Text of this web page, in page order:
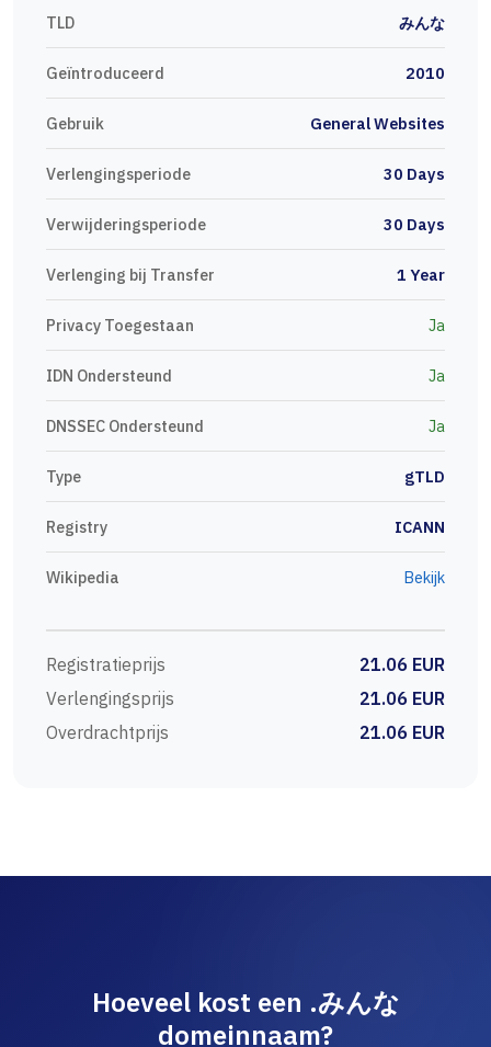
TLD みんな
Geïntroduceerd 2010
Gebruik General Websites
Verlengingsperiode 30 Days
Verwijderingsperiode 30 Days
Verlenging bij Transfer 1 Year
Privacy Toegestaan Ja
IDN Ondersteund Ja
DNSSEC Ondersteund Ja
Type gTLD
Registry ICANN
Wikipedia Bekijk
Registratieprijs
21.06 EUR
Verlengingsprijs
21.06 EUR
Overdrachtprijs
21.06 EUR
Hoeveel kost een .みんな
domeinnaam?